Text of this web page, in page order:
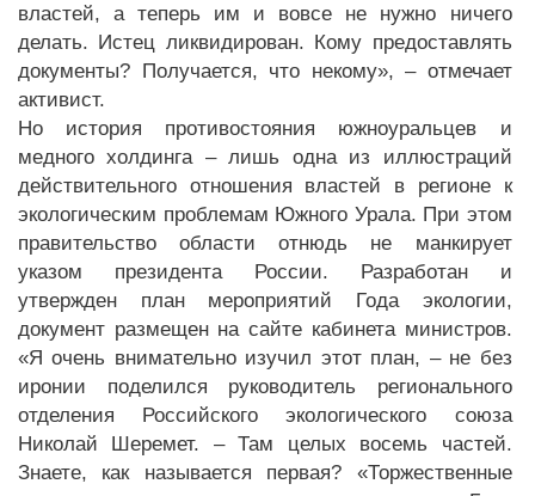
властей, а теперь им и вовсе не нужно ничего
делать. Истец ликвидирован. Кому предоставлять
документы? Получается, что некому», – отмечает
активист.
Но история противостояния южноуральцев и
медного холдинга – лишь одна из иллюстраций
действительного отношения властей в регионе к
экологическим проблемам Южного Урала. При этом
правительство области отнюдь не манкирует
указом президента России. Разработан и
утвержден план мероприятий Года экологии,
документ размещен на сайте кабинета министров.
«Я очень внимательно изучил этот план, – не без
иронии поделился руководитель регионального
отделения Российского экологического союза
Николай Шеремет. – Там целых восемь частей.
Знаете, как называется первая? «Торжественные